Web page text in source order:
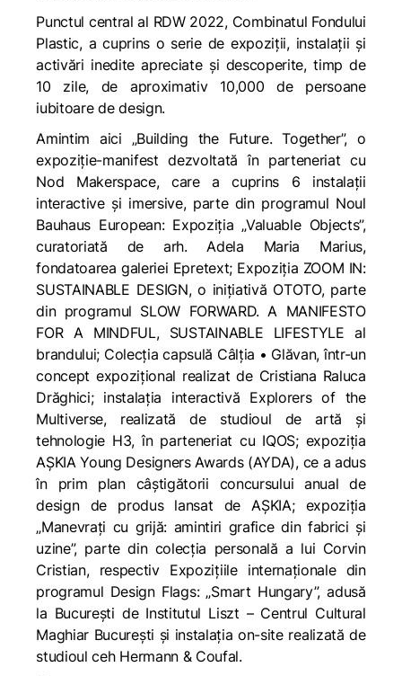
Punctul central al RDW 2022, Combinatul Fondului
Plastic, a cuprins o serie de expoziții, instalații și
activări inedite apreciate și descoperite, timp de
10 zile, de aproximativ 10,000 de persoane
iubitoare de design.
Amintim aici „Building the Future. Together”, o
expoziție-manifest dezvoltată în parteneriat cu
Nod Makerspace, care a cuprins 6 instalații
interactive și imersive, parte din programul Noul
Bauhaus European: Expoziția „Valuable Objects”,
curatoriată de arh. Adela Maria Marius,
fondatoarea galeriei Epretext; Expoziția ZOOM IN:
SUSTAINABLE DESIGN, o inițiativă OTOTO, parte
din programul SLOW FORWARD. A MANIFESTO
FOR A MINDFUL, SUSTAINABLE LIFESTYLE al
brandului; Colecția capsulă Câlția • Glăvan, într-un
concept expozițional realizat de Cristiana Raluca
Drăghici; instalația interactivă Explorers of the
Multiverse, realizată de studioul de artă și
tehnologie H3, în parteneriat cu IQOS; expoziția
AȘKIA Young Designers Awards (AYDA), ce a adus
în prim plan câștigătorii concursului anual de
design de produs lansat de AȘKIA; expoziția
„Manevrați cu grijă: amintiri grafice din fabrici și
uzine”, parte din colecția personală a lui Corvin
Cristian, respectiv Expozițiile internaționale din
programul Design Flags: „Smart Hungary”, adusă
la București de Institutul Liszt – Centrul Cultural
Maghiar București și instalația on-site realizată de
studioul ceh Hermann & Coufal.